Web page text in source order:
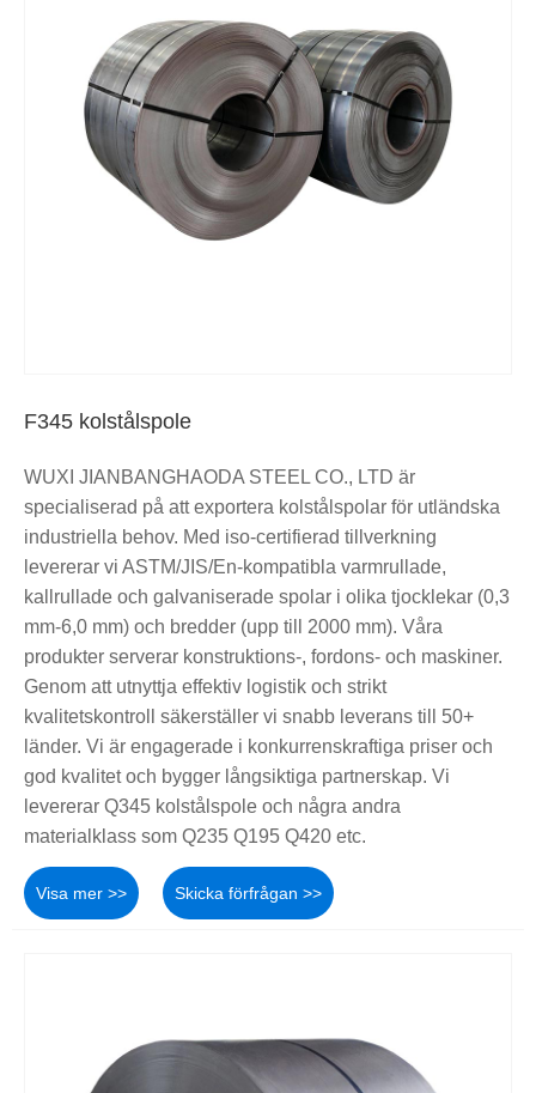
F345 kolstålspole
WUXI JIANBANGHAODA STEEL CO., LTD är
specialiserad på att exportera kolstålspolar för utländska
industriella behov. Med iso-certifierad tillverkning
levererar vi ASTM/JIS/En-kompatibla varmrullade,
kallrullade och galvaniserade spolar i olika tjocklekar (0,3
mm-6,0 mm) och bredder (upp till 2000 mm). Våra
produkter serverar konstruktions-, fordons- och maskiner.
Genom att utnyttja effektiv logistik och strikt
kvalitetskontroll säkerställer vi snabb leverans till 50+
länder. Vi är engagerade i konkurrenskraftiga priser och
god kvalitet och bygger långsiktiga partnerskap. Vi
levererar Q345 kolstålspole och några andra
materialklass som Q235 Q195 Q420 etc.
Visa mer >> Skicka förfrågan >>